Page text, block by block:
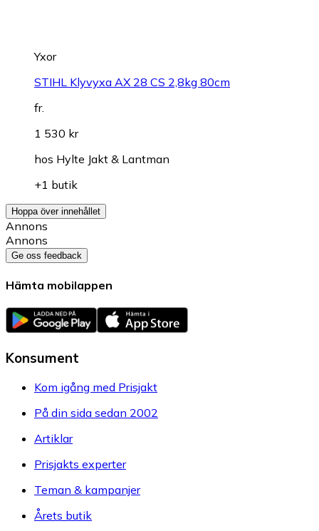
Yxor
STIHL Klyvyxa AX 28 CS 2,8kg 80cm
fr.
1 530 kr
hos Hylte Jakt & Lantman
+1 butik
Hoppa över innehållet
Annons
Annons
Ge oss feedback
Hämta mobilappen
Konsument
Kom igång med Prisjakt
På din sida sedan 2002
Artiklar
Prisjakts experter
Teman & kampanjer
Årets butik